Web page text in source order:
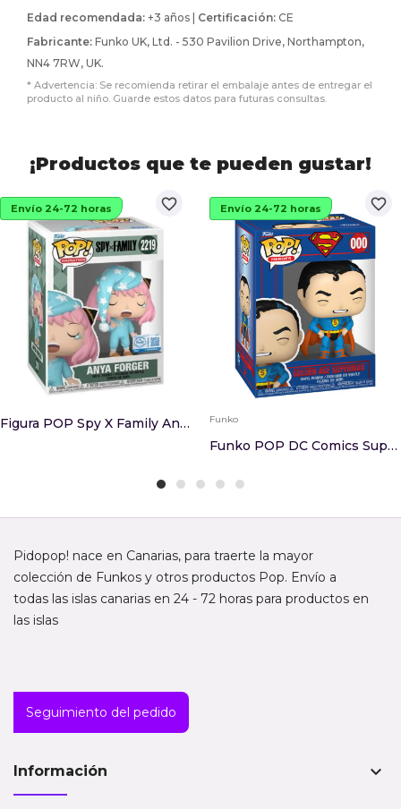
Edad recomendada: +3 años | Certificación: CE
Fabricante: Funko UK, Ltd. - 530 Pavilion Drive, Northampton,
NN4 7RW, UK.
* Advertencia: Se recomienda retirar el embalaje antes de entregar el
producto al niño. Guarde estos datos para futuras consultas.
¡Productos que te pueden gustar!
favorite_border
Envío 24-72 horas
Figura POP Spy X Family Anya Forger 2219
favorite_border
Envío 24-72 horas
Funko
Funko POP DC Comics Superman Golden Age Superman
Pidopop! nace en Canarias, para traerte la mayor
colección de Funkos y otros productos Pop. Envío a
todas las islas canarias en 24 - 72 horas para productos en
las islas
Seguimiento del pedido
Información keyboard_arrow_down